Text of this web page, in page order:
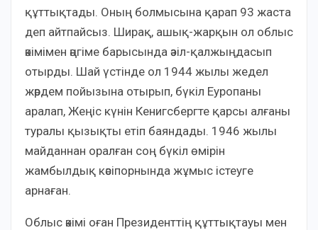
құттықтады. Оның болмысына қарап 93 жаста
деп айтпайсыз. Ширақ, ашық-жарқын ол облыс
әкімімен әңгіме барысында әзіл-қалжыңдасып
отырды. Шай үстінде ол 1944 жылы жедел
жәрдем пойызына отырып, бүкіл Еуропаны
аралап, Жеңіс күнін Кенигсбергте қарсы алғаны
туралы қызықты етіп баяндады. 1946 жылы
майданнан оралған соң бүкіл өмірін
жамбылдық кәсіпорнында жұмыс істеуге
арнаған.
Облыс әкімі оған Президенттің құттықтауы мен